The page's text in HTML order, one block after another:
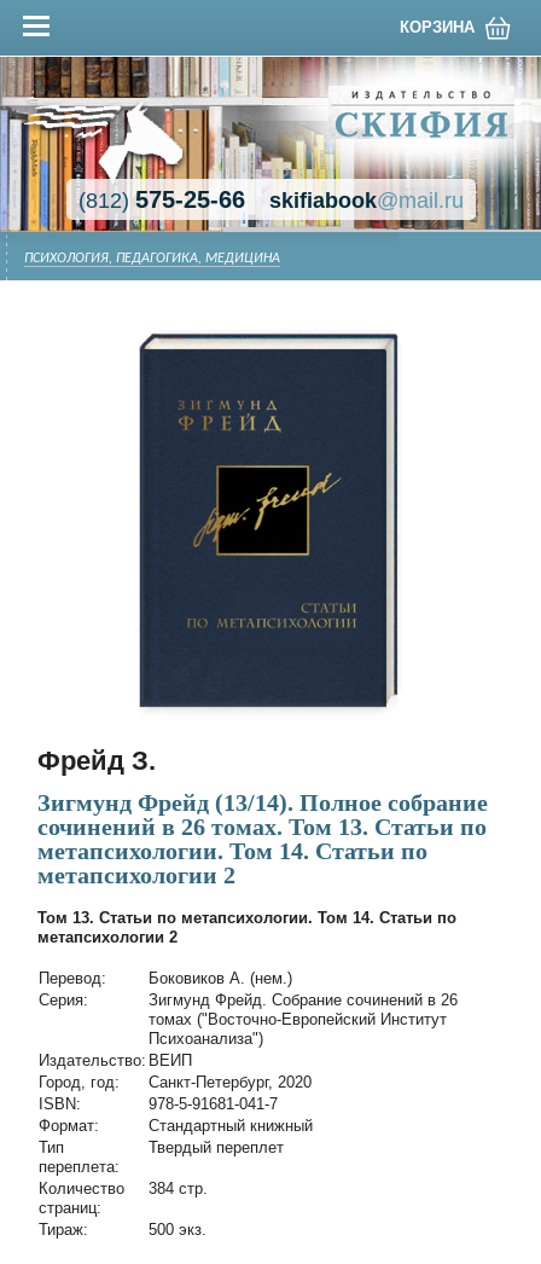
КОРЗИНА
(812)575-25-66 skifiabook@mail.ru
ПСИХОЛОГИЯ, ПЕДАГОГИКА, МЕДИЦИНА
Фрейд З.
Зигмунд Фрейд (13/14). Полное собрание
сочинений в 26 томах. Том 13. Статьи по
метапсихологии. Том 14. Статьи по
метапсихологии 2
Том 13. Статьи по метапсихологии. Том 14. Статьи по
метапсихологии 2
Перевод:
Боковиков А. (нем.)
Cерия:
Зигмунд Фрейд. Собрание сочинений в 26
томах ("Восточно-Европейский Институт
Психоанализа")
Издательство: ВЕИП
Город, год:
Санкт-Петербург, 2020
ISBN:
978-5-91681-041-7
Формат:
Стандартный книжный
Тип
переплета:
Твердый переплет
Количество
страниц:
384 стр.
Тираж: 500 экз.